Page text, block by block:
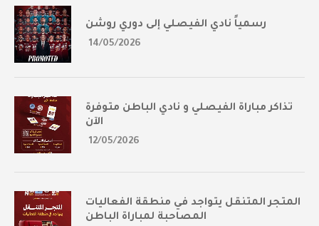
رسمياً نادي الفيصلي إلى دوري روشن
14/05/2026
تذاكر مباراة الفيصلي و نادي الباطن متوفرة
الآن
12/05/2026
المتجر المتنقل يتواجد في منطقة الفعاليات
المصاحبة لمباراة الباطن